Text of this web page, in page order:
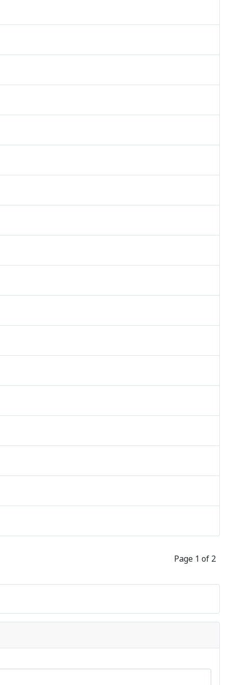
Page 1 of 2